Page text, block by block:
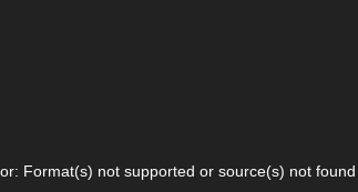
Format(s) not supported or source(s) not found